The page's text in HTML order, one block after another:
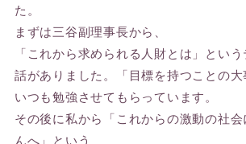
た。
まずは三谷副理事長から、
「これから求められる人財とは」とい
話がありました。「目標を持つことの
いつも勉強させてもらっています。
その後に私から「これからの激動の社
んへ」という